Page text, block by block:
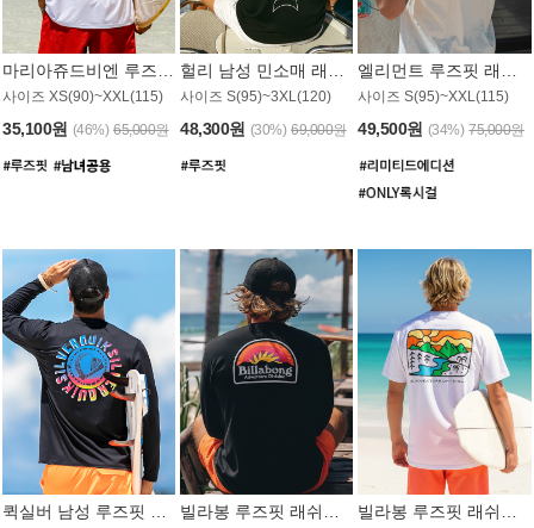
사이즈 XS(90)~XXL(115)
35,100원 (46%) 65,000원
사이즈 S(95)~3XL(120)
48,300원 (30%) 69,000원
사이즈 S(95)~XXL(115)
49,500원 (34%) 75,000원